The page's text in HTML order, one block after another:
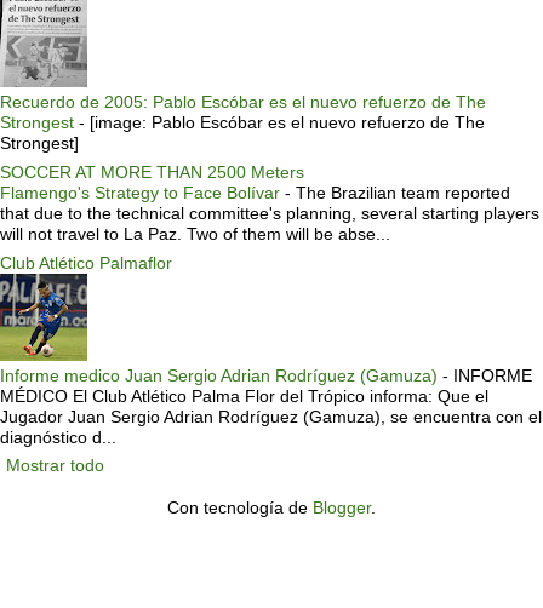
Recuerdo de 2005: Pablo Escóbar es el nuevo refuerzo de The
Strongest - [image: Pablo Escóbar es el nuevo refuerzo de The
Strongest]
SOCCER AT MORE THAN 2500 Meters
Flamengo's Strategy to Face Bolívar - The Brazilian team reported
that due to the technical committee's planning, several starting players
will not travel to La Paz. Two of them will be abse...
Club Atlético Palmaflor
Informe medico Juan Sergio Adrian Rodríguez (Gamuza) - INFORME
MÉDICO El Club Atlético Palma Flor del Trópico informa: Que el
Jugador Juan Sergio Adrian Rodríguez (Gamuza), se encuentra con el
diagnóstico d...
Mostrar todo
Con tecnología de Blogger.